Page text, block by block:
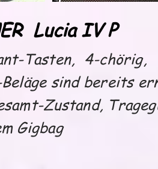
Lucia IV P
Tasten, 4-chörig,
Beläge sind bereits
Zustand,
Gigbag